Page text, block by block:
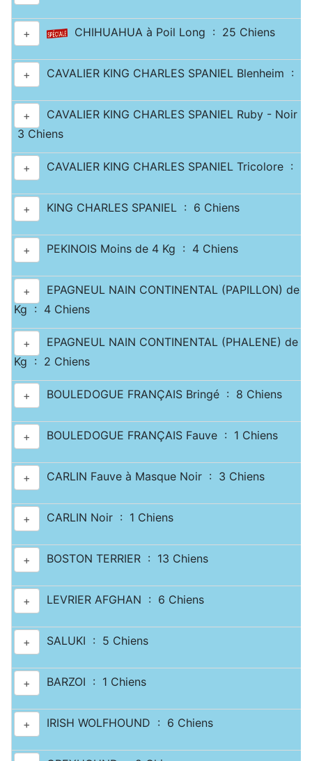
+ CHIHUAHUA à Poil Long : 25 Chiens
+ CAVALIER KING CHARLES SPANIEL Blenheim :
+
CAVALIER KING CHARLES SPANIEL Ruby - Noir
3 Chiens
+ CAVALIER KING CHARLES SPANIEL Tricolore : 3
+ KING CHARLES SPANIEL : 6 Chiens
+ PEKINOIS Moins de 4 Kg : 4 Chiens
+
EPAGNEUL NAIN CONTINENTAL (PAPILLON) de
Kg : 4 Chiens
+
EPAGNEUL NAIN CONTINENTAL (PHALENE) de
Kg : 2 Chiens
+ BOULEDOGUE FRANÇAIS Bringé : 8 Chiens
+ BOULEDOGUE FRANÇAIS Fauve : 1 Chiens
+ CARLIN Fauve à Masque Noir : 3 Chiens
+ CARLIN Noir : 1 Chiens
+ BOSTON TERRIER : 13 Chiens
+ LEVRIER AFGHAN : 6 Chiens
+ SALUKI : 5 Chiens
+ BARZOI : 1 Chiens
+ IRISH WOLFHOUND : 6 Chiens